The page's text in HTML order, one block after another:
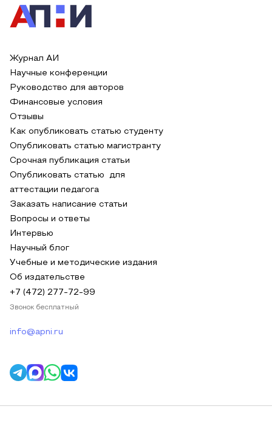
Журнал АИ
Научные конференции
Руководство для авторов
Финансовые условия
Отзывы
Как опубликовать статью студенту
Опубликовать статью магистранту
Срочная публикация статьи
Опубликовать статью для
аттестации педагога
Заказать написание статьи
Вопросы и ответы
Интервью
Научный блог
Учебные и методические издания
Об издательстве
+7 (472) 277-72-99
Звонок бесплатный
info@apni.ru